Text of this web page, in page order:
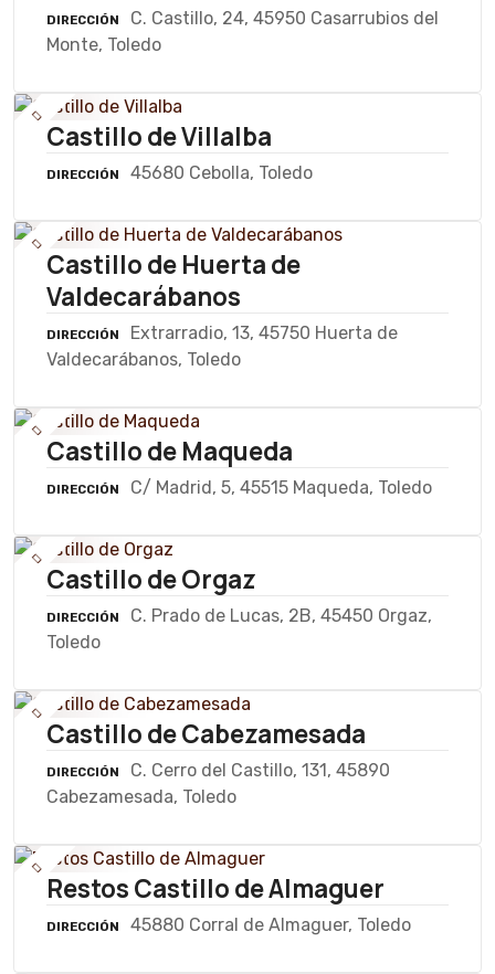
DIRECCIÓN
C. Castillo, 24, 45950 Casarrubios del
Monte, Toledo
Castillo de Villalba
DIRECCIÓN 45680 Cebolla, Toledo
Castillo de Huerta de
Valdecarábanos
DIRECCIÓN
Extrarradio, 13, 45750 Huerta de
Valdecarábanos, Toledo
Castillo de Maqueda
DIRECCIÓN C/ Madrid, 5, 45515 Maqueda, Toledo
Castillo de Orgaz
DIRECCIÓN
C. Prado de Lucas, 2B, 45450 Orgaz,
Toledo
Castillo de Cabezamesada
DIRECCIÓN
C. Cerro del Castillo, 131, 45890
Cabezamesada, Toledo
Restos Castillo de Almaguer
DIRECCIÓN 45880 Corral de Almaguer, Toledo